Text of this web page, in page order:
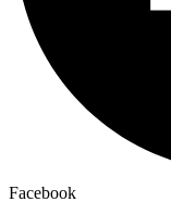
Facebook